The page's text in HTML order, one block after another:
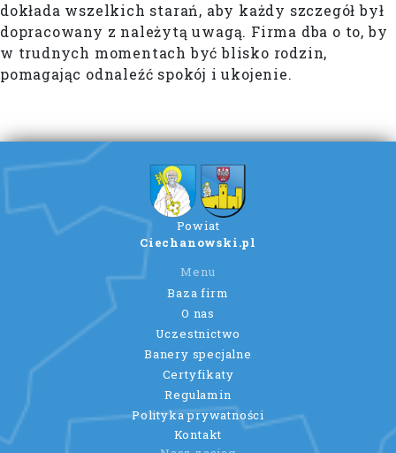
dokłada wszelkich starań, aby każdy szczegół był
dopracowany z należytą uwagą. Firma dba o to, by
w trudnych momentach być blisko rodzin,
pomagając odnaleźć spokój i ukojenie.
Powiat
Ciechanowski.pl
Menu
Baza firm
O nas
Uczestnictwo
Banery specjalne
Certyfikaty
Regulamin
Polityka prywatności
Kontakt